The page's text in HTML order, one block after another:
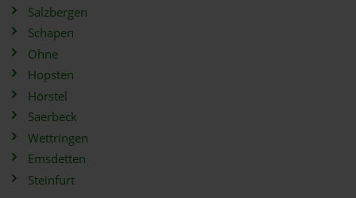
Salzbergen
Schapen
Ohne
Hopsten
Hörstel
Saerbeck
Wettringen
Emsdetten
Steinfurt